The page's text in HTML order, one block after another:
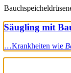
Säugling mit
…Krankheiten wie